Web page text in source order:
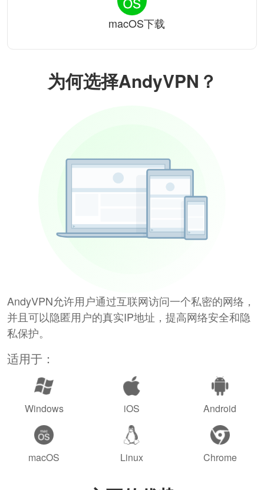
为何选择AndyVPN？
AndyVPN允许用户通过互联网访问一个私密的网络，
并且可以隐匿用户的真实IP地址，提高网络安全和隐
私保护。
适用于：
Windows iOS Android
macOS Linux Chrome
macOS下载